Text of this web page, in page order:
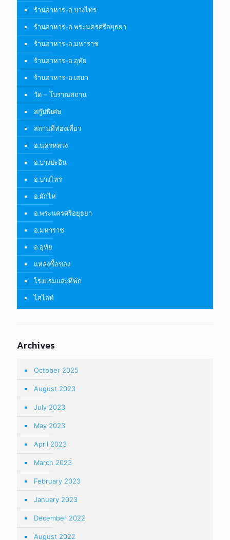
ร้านอาหาร-อ.บางไทร
ร้านอาหาร-อ.พระนครศรีอยุธยา
ร้านอาหาร-อ.มหาราช
ร้านอาหาร-อ.อุทัย
ร้านอาหาร-อ.เสนา
วัด – โบราณสถาน
สกู๊ปพิเศษ
สถานที่ท่องเที่ยว
อ.นครหลวง
อ.บางปะอิน
อ.บางไทร
อ.ผักไห่
อ.พระนครศรีอยุธยา
อ.มหาราช
อ.อุทัย
แหล่งซื้อของ
โรงแรมและที่พัก
ไฮไลท์
Archives
October 2025
August 2023
July 2023
May 2023
April 2023
March 2023
February 2023
January 2023
December 2022
August 2022